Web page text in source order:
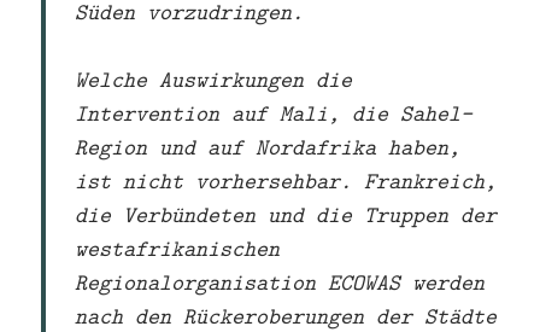
Süden vorzudringen.
Welche Auswirkungen die
Intervention auf Mali, die Sahel-
Region und auf Nordafrika haben,
ist nicht vorhersehbar. Frankreich,
die Verbündeten und die Truppen der
westafrikanischen
Regionalorganisation ECOWAS werden
nach den Rückeroberungen der Städte